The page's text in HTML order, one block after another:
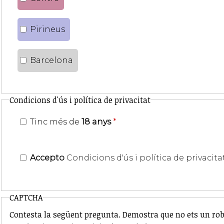
Pirineus
Barcelona
Condicions d'ús i política de privacitat
Tinc més de 18 anys *
Accepto Condicions d'ús i política de
CAPTCHA
Contesta la següent pregunta. Demostra que no ets un